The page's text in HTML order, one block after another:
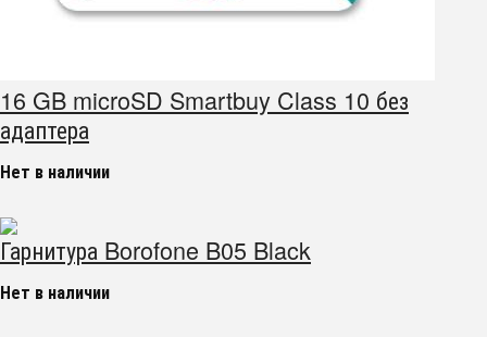
16 GB microSD Smartbuy Class 10 без
адаптера
Нет в наличии
Гарнитура Borofone B05 Black
Нет в наличии